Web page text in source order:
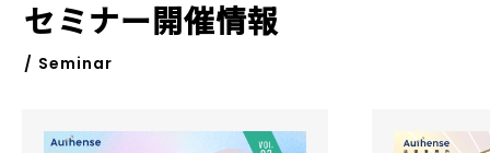
セミナー開催情報
/ Seminar